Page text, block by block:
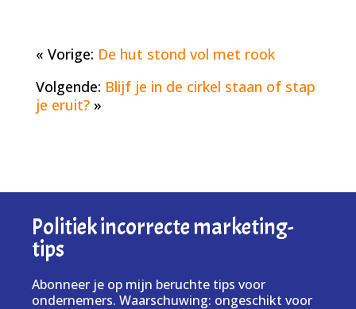
« Vorige: De hut stond vol met rook
Volgende: Blijf je in de cirkel staan of stap
je eruit?»
Politiek incorrecte marketing-
tips
Abonneer je op mijn beruchte tips voor
ondernemers. Waarschuwing: ongeschikt voor